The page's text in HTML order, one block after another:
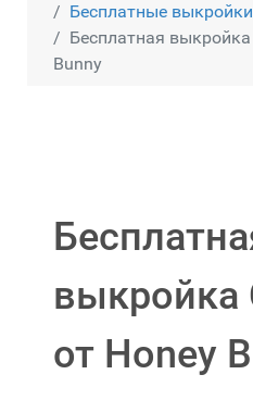
Бесплатные выкройки
Бесплатная
Bunny
от Honey